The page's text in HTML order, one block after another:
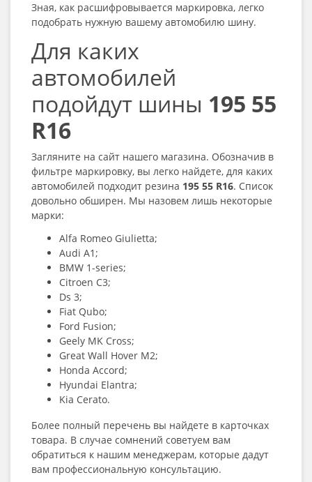
Зная, как расшифровывается маркировка, легко
подобрать нужную вашему автомобилю шину.
Для каких
автомобилей
подойдут шины 195 55
R16
Загляните на сайт нашего магазина. Обозначив в
фильтре маркировку, вы легко найдете, для каких
автомобилей подходит резина 195 55 R16. Список
довольно обширен. Мы назовем лишь некоторые
марки:
Alfa Romeo Giulietta;
Audi A1;
BMW 1-series;
Citroen C3;
Ds 3;
Fiat Qubo;
Ford Fusion;
Geely MK Cross;
Great Wall Hover M2;
Honda Accord;
Hyundai Elantra;
Kia Cerato.
Более полный перечень вы найдете в карточках
товара. В случае сомнений советуем вам
обратиться к нашим менеджерам, которые дадут
вам профессиональную консультацию.